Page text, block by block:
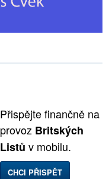
Přispějte finančně na
provoz Britských
Listů v mobilu.
CHCI PŘISPĚT